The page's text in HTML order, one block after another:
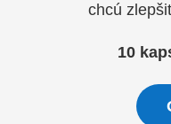
chcú
10